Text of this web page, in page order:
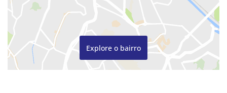
Explore o bairro